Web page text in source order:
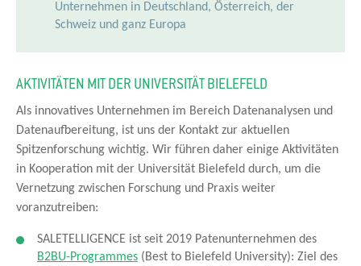
Unternehmen in Deutschland, Österreich, der
Schweiz und ganz Europa
AKTIVITÄTEN MIT DER UNIVERSITÄT BIELEFELD
Als innovatives Unternehmen im Bereich Datenanalysen und
Datenaufbereitung, ist uns der Kontakt zur aktuellen
Spitzenforschung wichtig. Wir führen daher einige Aktivitäten
in Kooperation mit der Universität Bielefeld durch, um die
Vernetzung zwischen Forschung und Praxis weiter
voranzutreiben:
SALETELLIGENCE ist seit 2019 Patenunternehmen des
B2BU-Programmes (Best to Bielefeld University): Ziel des